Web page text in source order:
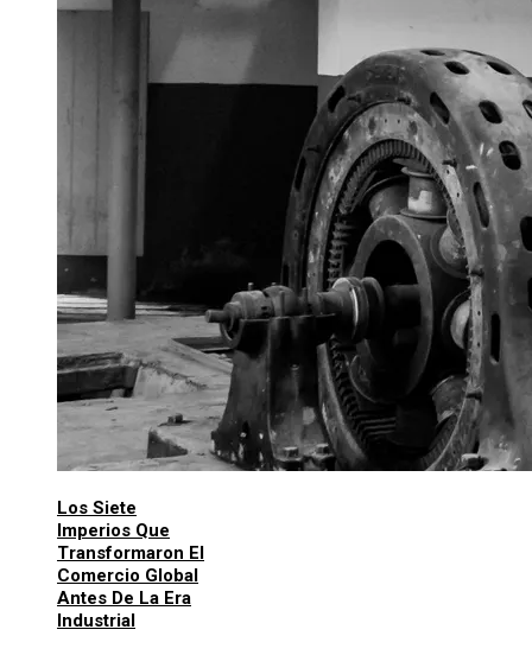
Los Siete
Imperios Que
Transformaron El
Comercio Global
Antes De La Era
Industrial